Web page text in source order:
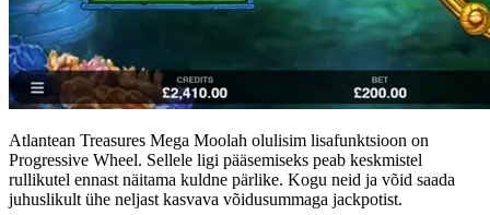
Atlantean Treasures Mega Moolah olulisim lisafunktsioon on
Progressive Wheel. Sellele ligi pääsemiseks peab keskmistel
rullikutel ennast näitama kuldne pärlike. Kogu neid ja võid saada
juhuslikult ühe neljast kasvava võidusummaga jackpotist.